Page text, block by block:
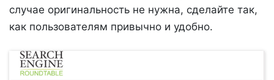
случае оригинальность не нужна, сделайте так,
как пользователям привычно и удобно.